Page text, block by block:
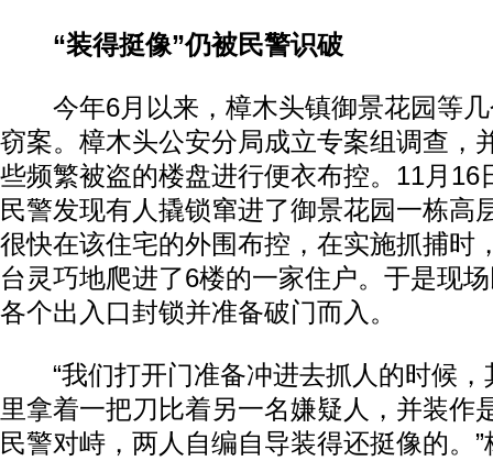
“装得挺像”仍被民警识破
今年6月以来，樟木头镇御景花园等几
窃案。樟木头公安分局成立专案组调查，
些频繁被盗的楼盘进行便衣布控。11月16
民警发现有人撬锁窜进了御景花园一栋高
很快在该住宅的外围布控，在实施抓捕时
台灵巧地爬进了6楼的一家住户。于是现
各个出入口封锁并准备破门而入。
“我们打开门准备冲进去抓人的时候，
里拿着一把刀比着另一名嫌疑人，并装作
民警对峙，两人自编自导装得还挺像的。